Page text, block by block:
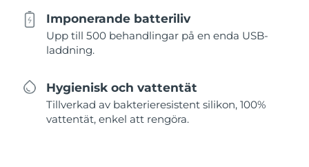
Imponerande batteriliv
Upp till 500 behandlingar på en enda USB-
laddning.
Hygienisk och vattentät
Tillverkad av bakterieresistent silikon, 100%
vattentät, enkel att rengöra.